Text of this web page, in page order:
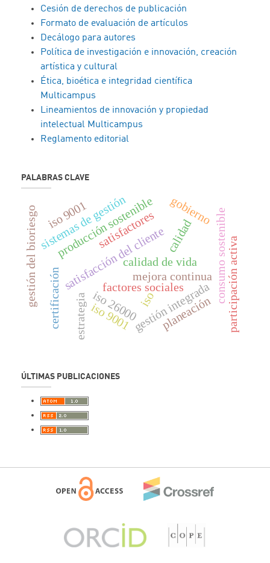
Cesión de derechos de publicación
Formato de evaluación de artículos
Decálogo para autores
Política de investigación e innovación, creación
artística y cultural
Ética, bioética e integridad científica
Multicampus
Lineamientos de innovación y propiedad
intelectual Multicampus
Reglamento editorial
PALABRAS CLAVE
mejora continua
satisfacción del cliente consumo sostenible
satisfactores
calidad de vida
producción sostenible
factores sociales participación activa
gestión integrada
certificación
sistemas de gestión
iso 26000
estrategia
calidad
gobierno
iso planeación
iso 9001
iso 9001
gestión del bioriesgo
ÚLTIMAS PUBLICACIONES